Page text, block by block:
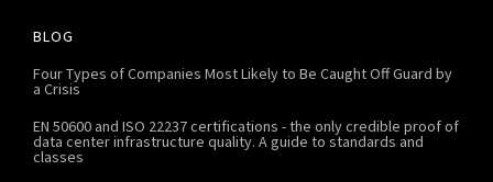
BLOG
Four Types of Companies Most Likely to Be Caught Off Guard by
a Crisis
EN 50600 and ISO 22237 certifications - the only credible proof of
data center infrastructure quality. A guide to standards and
classes